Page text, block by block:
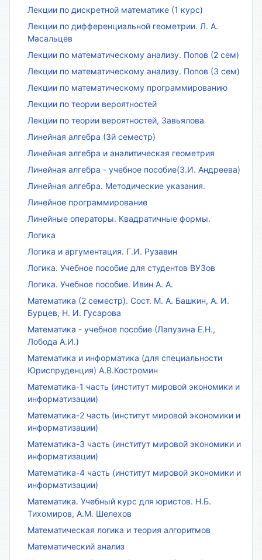
Лекции по дискретной математике (1 курс)
Лекции по дифференциальной геометрии. Л. А.
Масальцев
Лекции по математическому анализу. Попов (2 сем)
Лекции по математическому анализу. Попов (3 сем)
Лекции по математическому программированию
Лекции по теории вероятностей
Лекции по теории вероятностей, Завьялова
Линейная алгебра (3й семестр)
Линейная алгебра и аналитическая геометрия
Линейная алгебра - учебное пособие(З.И. Андреева)
Линейная алгебра. Методические указания.
Линейное программирование
Линейные операторы. Квадратичные формы.
Логика
Логика и аргументация. Г.И. Рузавин
Логика. Учебное пособие для студентов ВУЗов
Логика. Учебное пособие. Ивин А. А.
Математика (2 семестр). Сост. М. А. Башкин, А. И.
Бурцев, Н. И. Гусарова
Математика - учебное пособие (Лапузина Е.Н.,
Лобода А.И.)
Математика и информатика (для специальности
Юриспруденция) А.В.Костромин
Математика-1 часть (институт мировой экономики и
информатизации)
Математика-2 часть (институт мировой экономики и
информатизации)
Математика-3 часть (институт мировой экономики и
информатизации)
Математика-4 часть (институт мировой экономики и
информатизации)
Математика. Учебный курс для юристов. Н.Б.
Тихомиров, А.М. Шелехов
Математическая логика и теория алгоритмов
Математический анализ